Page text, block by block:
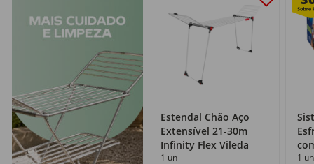
Estendal Chão Aço
Extensível 21-30m
Infinity Flex Vileda
1 un 1 un